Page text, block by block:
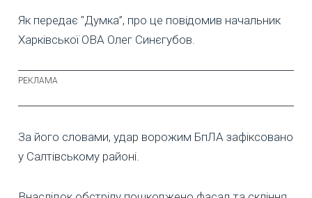
Як передає "Думка”, про це повідомив начальник
Харківської ОВА Олег Синєгубов.
За його словами, удар ворожим БпЛА зафіксовано
у Салтівському районі.